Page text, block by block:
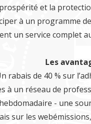
et la
à un programme
un service complet
Les
rabais de 40 % sur
à un réseau de
- une
sur les